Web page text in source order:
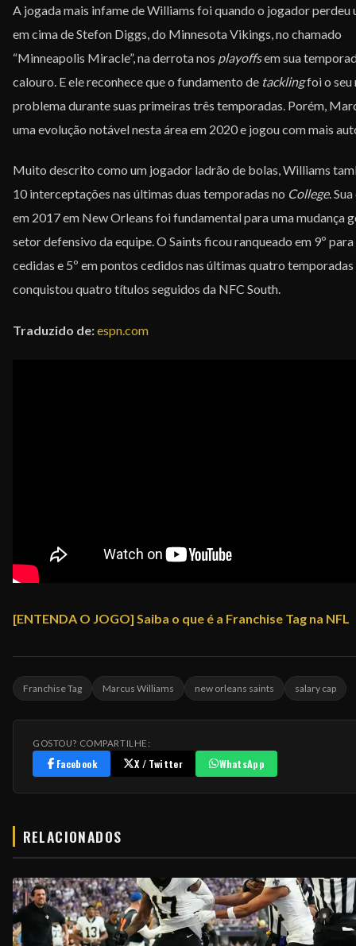
A jogada mais infame de Williams foi quando o jogador perdeu
em cima de Stefon Diggs, do Minnesota Vikings, no chamado
“Minneapolis Miracle”, na derrota nos playoffsem sua
calouro. E ele reconhece que o fundamento de tacklingfoi o seu
problema durante suas primeiras três temporadas. Porém,
uma evolução notável nesta área em 2020 e jogou com mais
Muito descrito como um jogador ladrão de bolas, Williams
10 interceptações nas últimas duas temporadas no College.
em 2017 em New Orleans foi fundamental para uma mudança
setor defensivo da equipe. O Saints ficou ranqueado em 9º
cedidas e 5º em pontos cedidos nas últimas quatro temporadas
conquistou quatro títulos seguidos da NFC South.
Traduzido de:espn.com
[ENTENDA O JOGO] Saiba o que é a Franchise Tag na NFL
Franchise Tag Marcus Williams new orleans saints salary cap
GOSTOU? COMPARTILHE:
Facebook X / Twitter WhatsApp
RELACIONADOS